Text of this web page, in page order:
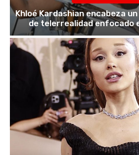
Khloé Kardashian encabeza
de telerrealidad enfocado